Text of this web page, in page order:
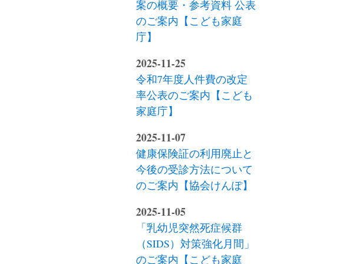
案の概要・参考資料 公表
のご案内【こども家庭
庁】
2025-11-25
令和7年度人件費の改定
率公表のご案内【こども
家庭庁】
2025-11-07
健康保険証の利用廃止と
今後の受診方法について
のご案内【協会けんぽ】
2025-11-05
「乳幼児突然死症候群
（SIDS）対策強化月間」
のご案内【こども家庭